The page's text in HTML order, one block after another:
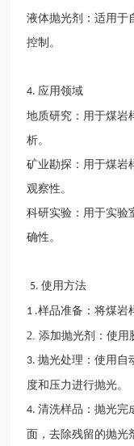
液体抛光剂：适用于
控制。
4. 应用领域
地质研究：用于煤岩
析。
矿业勘探：用于煤岩
观察性。
科研实验：用于实验
确性。
5.使用方法
1 .样品准备：将煤岩
2.添加抛光剂：使用
3.抛光处理：使用自
度和压力进行抛光。
4.清洗样品：抛光完
面，去除残留的抛光